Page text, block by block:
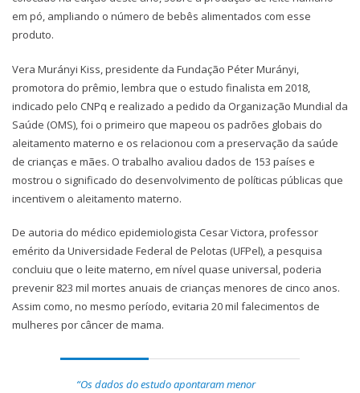
em pó, ampliando o número de bebês alimentados com esse
produto.
Vera Murányi Kiss, presidente da Fundação Péter Murányi,
promotora do prêmio, lembra que o estudo finalista em 2018,
indicado pelo CNPq e realizado a pedido da Organização Mundial da
Saúde (OMS), foi o primeiro que mapeou os padrões globais do
aleitamento materno e os relacionou com a preservação da saúde
de crianças e mães. O trabalho avaliou dados de 153 países e
mostrou o significado do desenvolvimento de políticas públicas que
incentivem o aleitamento materno.
De autoria do médico epidemiologista Cesar Victora, professor
emérito da Universidade Federal de Pelotas (UFPel), a pesquisa
concluiu que o leite materno, em nível quase universal, poderia
prevenir 823 mil mortes anuais de crianças menores de cinco anos.
Assim como, no mesmo período, evitaria 20 mil falecimentos de
mulheres por câncer de mama.
“Os dados do estudo apontaram menor